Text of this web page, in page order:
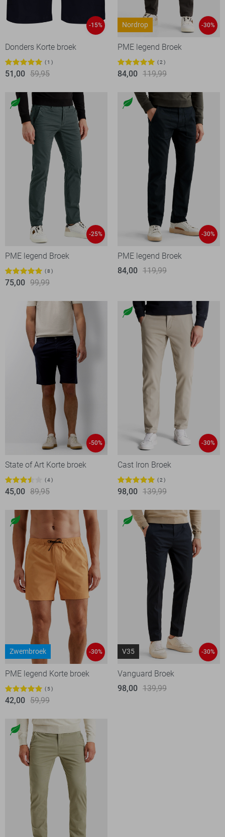
-15%
Donders Korte broek
1
51,00 59,95
Nordrop -30%
PME legend Broek
2
84,00 119,99
-25%
PME legend Broek
8
75,00 99,99
-30%
PME legend Broek
84,00 119,99
-50%
State of Art Korte broek
4
45,00 89,95
-30%
Cast Iron Broek
2
98,00 139,99
Zwembroek -30%
PME legend Korte broek
5
42,00 59,99
V35 -30%
Vanguard Broek
98,00 139,99